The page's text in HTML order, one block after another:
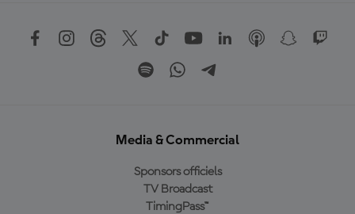
Media & Commercial
Sponsors officiels
TV Broadcast
TimingPass™